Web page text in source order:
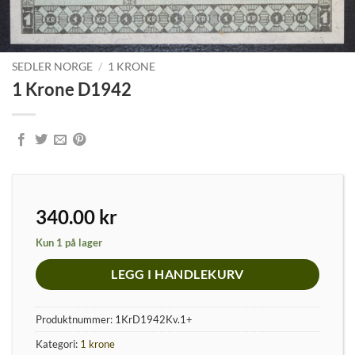
SEDLER NORGE / 1 KRONE
1 Krone D1942
340.00 kr
Kun 1 på lager
LEGG I HANDLEKURV
Produktnummer: 1KrD1942Kv.1+
Kategori: 1 krone